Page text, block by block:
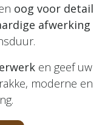
oog voor detail
afwerking
en geef uw
moderne en